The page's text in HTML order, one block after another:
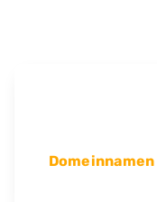
Domeinnamen